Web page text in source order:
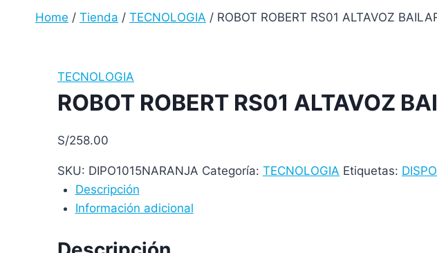
Home / Tienda / TECNOLOGIA / ROBOT ROBERT RS01 ALTAVOZ
TECNOLOGIA
ROBOT ROBERT RS01 ALTAVOZ
S/258.00
SKU: DIPO1015NARANJA Categoría: TECNOLOGIA Etiquetas:
Descripción
Información adicional